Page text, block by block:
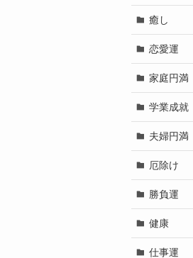
癒し
恋愛運
家庭円満
学業成就
夫婦円満
厄除け
勝負運
健康
仕事運